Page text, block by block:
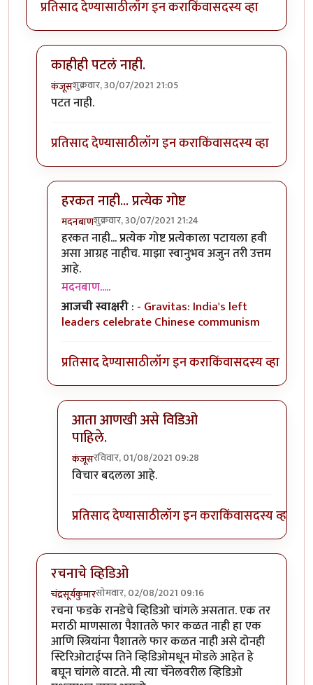
प्रतिसाद देण्यासाठीलॉग इन कराकिंवासदस्य व्हा
काहीही पटलं नाही.
कंजूसशुक्रवार, 30/07/2021 21:05
In reply to
पटत नाही.
प्रतिसाद देण्यासाठीलॉग इन कराकिंवासदस्य व्हा
हरकत नाही... प्रत्येक गोष्ट
मदनबाणशुक्रवार, 30/07/2021 21:24
In reply toकाहीही पटलं नाही.byकंजूस
हरकत नाही... प्रत्येक गोष्ट प्रत्येकाला पटायला हवी
असा आग्रह नाहीच. माझा स्वानुभव अजुन तरी उत्तम
आहे.
मदनबाण.....
आजची स्वाक्षरी: - Gravitas: India's left
leaders celebrate Chinese communism
प्रतिसाद देण्यासाठीलॉग इन कराकिंवासदस्य व्हा
आता आणखी असे विडिओ
पाहिले.
कंजूसरविवार, 01/08/2021 09:28
In reply toहरकत नाही... प्रत्येक गोष्ट
विचार बदलला आहे.
प्रतिसाद देण्यासाठीलॉग इन कराकिंवासदस्य व्हा
रचनाचे व्हिडिओ
चंद्रसूर्यकुमारसोमवार, 02/08/2021 09:16
In reply toमी क्रेडिट कार्ड अजिबात वापरुbyमदनबाण
रचना फडके रानडेचे व्हिडिओ चांगले असतात. एक तर
मराठी माणसाला पैशातले फार कळत नाही हा एक
आणि स्त्रियांना पैशातले फार कळत नाही असे दोनही
स्टिरिओटाईप्स तिने व्हिडिओमधून मोडले आहेत हे
बघून चांगले वाटते. मी त्या चॅनेलवरील व्हिडिओ